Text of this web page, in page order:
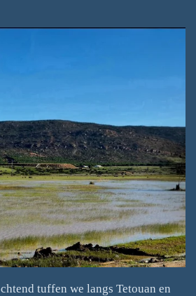
tuffen we langs Tetouan en